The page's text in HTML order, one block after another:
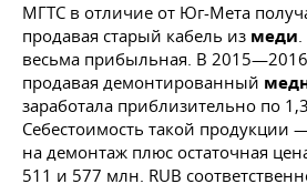
МГТС в отличие от Юг-Мета
продавая старый кабель из меди
весьма прибыльная. В
продавая демонтированный
заработала приблизительно по
Себестоимость такой продукции
на демонтаж плюс остаточная
511 и 577 млн. RUB